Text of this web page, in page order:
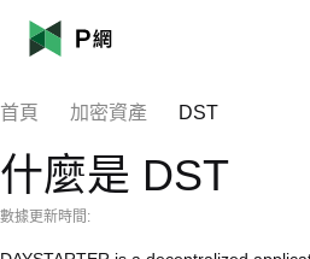
首頁 加密資產 DST
什麼是 DST
數據更新時間: